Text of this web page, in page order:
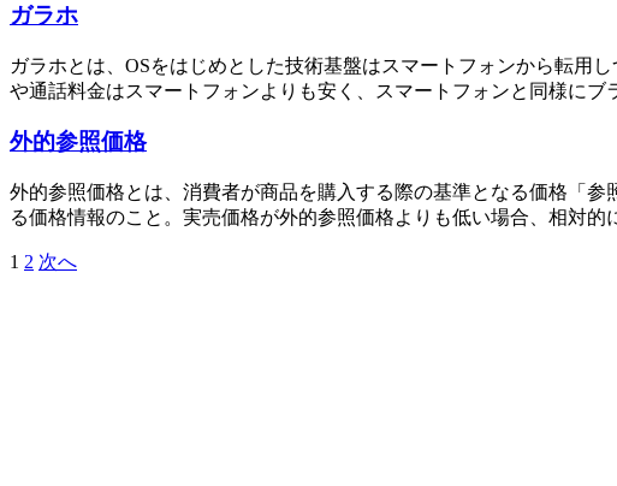
ガラホ
ガラホとは、OSをはじめとした技術基盤はスマートフォンから転用
や通話料金はスマートフォンよりも安く、スマートフォンと同様に
外的参照価格
外的参照価格とは、消費者が商品を購入する際の基準となる価格「
る価格情報のこと。実売価格が外的参照価格よりも低い場合、相対
投
1 2 次へ